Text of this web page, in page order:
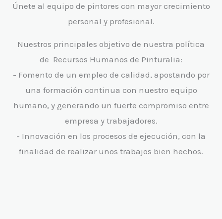
Únete al equipo de pintores con mayor crecimiento
personal y profesional.
Nuestros principales objetivo de nuestra política
de Recursos Humanos de Pinturalia:
- Fomento de un empleo de calidad, apostando por
una formación continua con nuestro equipo
humano, y generando un fuerte compromiso entre
empresa y trabajadores.
- Innovación en los procesos de ejecución, con la
finalidad de realizar unos trabajos bien hechos.